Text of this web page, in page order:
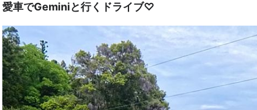
愛車でGeminiと行くドライブ♡